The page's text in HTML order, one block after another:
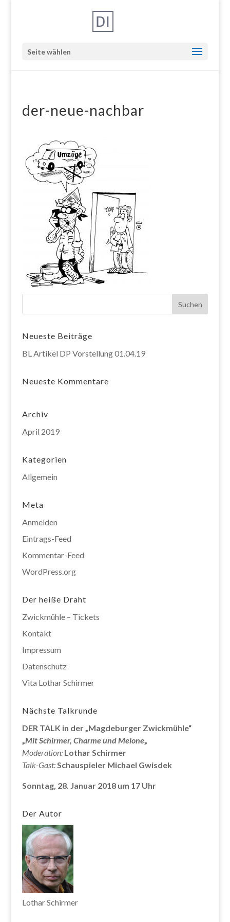
Seite wählen
der-neue-nachbar
Neueste Beiträge
BL Artikel DP Vorstellung 01.04.19
Neueste Kommentare
Archiv
April 2019
Kategorien
Allgemein
Meta
Anmelden
Eintrags-Feed
Kommentar-Feed
WordPress.org
Der heiße Draht
Zwickmühle – Tickets
Kontakt
Impressum
Datenschutz
Vita Lothar Schirmer
Nächste Talkrunde
DER TALK in der „Magdeburger Zwickmühle“
„Mit Schirmer, Charme und Melone„
Moderation: Lothar Schirmer
Talk-Gast:Schauspieler Michael Gwisdek
Sonntag, 28. Januar 2018 um 17 Uhr
Der Autor
Lothar Schirmer